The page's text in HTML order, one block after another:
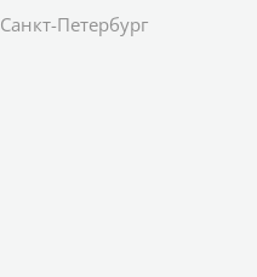
Санкт-Петербург